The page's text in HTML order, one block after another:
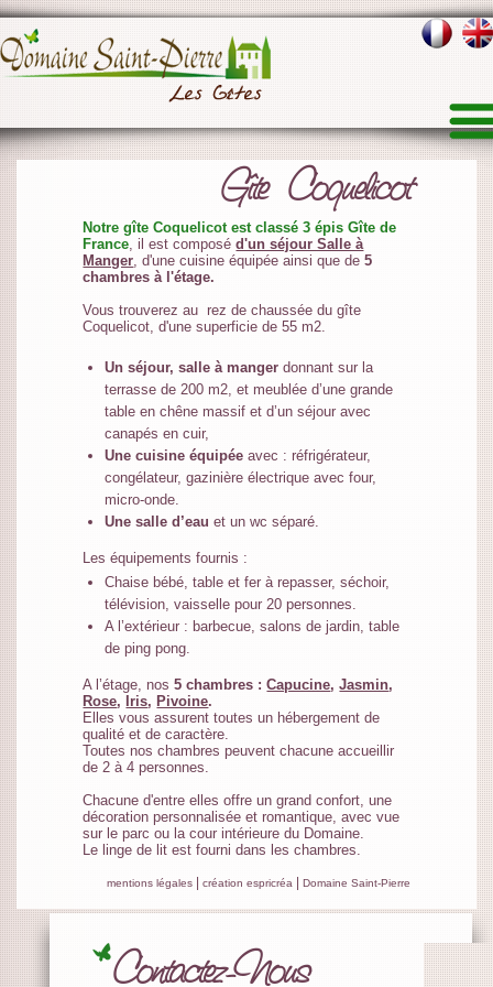
Gîte Coquelicot
Notre gîte Coquelicot est classé 3 épis Gîte de
France, il est composéd'un séjour Salle à
Manger, d'une cuisine équipée ainsi que de5
chambres à l'étage.
Vous trouverez au rez de chaussée du gîte
Coquelicot, d'une superficie de 55 m2.
Un séjour, salle à manger donnant sur la
terrasse de 200 m2, et meublée d’une grande
table en chêne massif et d’un séjour avec
canapés en cuir,
Une cuisine équipée avec : réfrigérateur,
congélateur, gazinière électrique avec four,
micro-onde.
Une salle d’eau et un wc séparé.
Les équipements fournis :
Chaise bébé, table et fer à repasser, séchoir,
télévision, vaisselle pour 20 personnes.
A l’extérieur : barbecue, salons de jardin, table
de ping pong.
A l’étage, nos5 chambres :Capucine,Jasmin,
Rose, Iris, Pivoine.
Elles vous assurent toutes un hébergement de
qualité et de caractère.
Toutes nos chambres peuvent chacune accueillir
de 2 à 4 personnes.
Chacune d'entre elles offre un grand confort, une
décoration personnalisée et romantique, avec vue
sur le parc ou la cour intérieure du Domaine.
Le linge de lit est fourni dans les chambres.
mentions légales| création espricréa| Domaine Saint-Pierre
Contactez-Nous